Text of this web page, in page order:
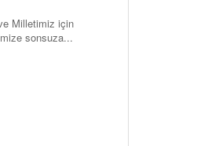
Milletimiz için
sonsuza...